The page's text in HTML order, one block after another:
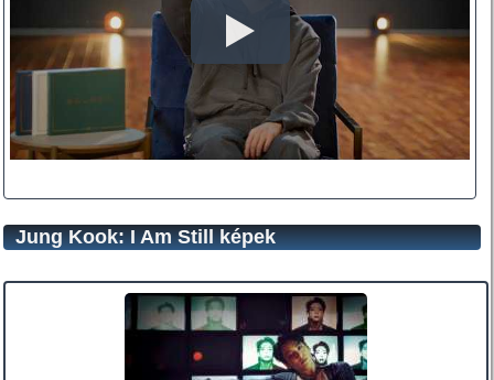
Jung Kook: I Am Still képek